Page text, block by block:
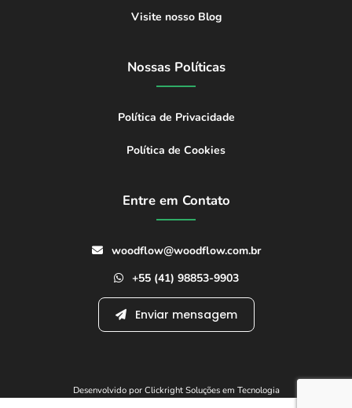
Visite nosso Blog
Nossas Políticas
Política de Privacidade
Política de Cookies
Entre em Contato
woodflow@woodflow.com.br
+55 (41) 98853-9903
Enviar mensagem
Desenvolvido por Clickright Soluções em Tecnologia